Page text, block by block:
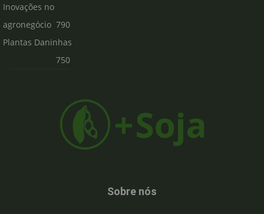
Inovações no
agronegócio 790
Plantas Daninhas
750
Sobre nós